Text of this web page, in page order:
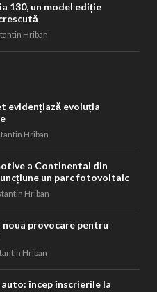
130, un model ediție
Hriban
evidențiază evoluția
Hriban
a Continental din
un parc fotovoltaic
Hriban
noua provocare pentru
Hriban
încep înscrierile la